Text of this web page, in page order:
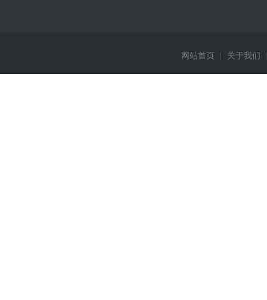
网站首页 关于我们